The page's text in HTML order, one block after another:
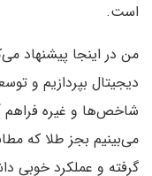
است.
من در اینجا پیشنهاد
دیجیتال بپردازیم و
شاخص‌ها و غیره فراهم
می‌بینیم بجز طلا که
گرفته و عملکرد خوبی